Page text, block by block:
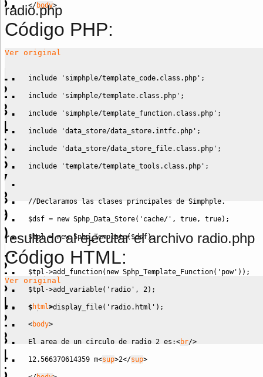
</body>
radio.php
Código PHP:
Ver original
include 'simphple/template_code.class.php' ;
include 'simphple/template.class.php' ;
include 'simphple/template_function.class.php' ;
include 'data_store/data_store.intfc.php' ;
include 'data_store/data_store_file.class.php' ;
include 'template/template_tools.class.php' ;
//Declaramos las clases principales de Simphple.
$dsf = new Sphp_Data_Store( 'cache/' , true, true) ;
$tpl = new Sphp_Template( $dsf);
$tpl ->add_function( new Sphp_Template_Function( 'pow' ) ) ;
$tpl ->add_variable( 'radio' , 2) ;
$tpl->display_file( 'radio.html' ) ;
resultado al ejecutar el archivo radio.php
Código HTML:
Ver original
<html>
<body>
El area de un circulo de radio 2 es:<br/>
12.566370614359 m<sup>2</sup>